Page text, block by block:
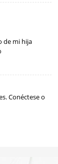
de mi hija
Conécteseo